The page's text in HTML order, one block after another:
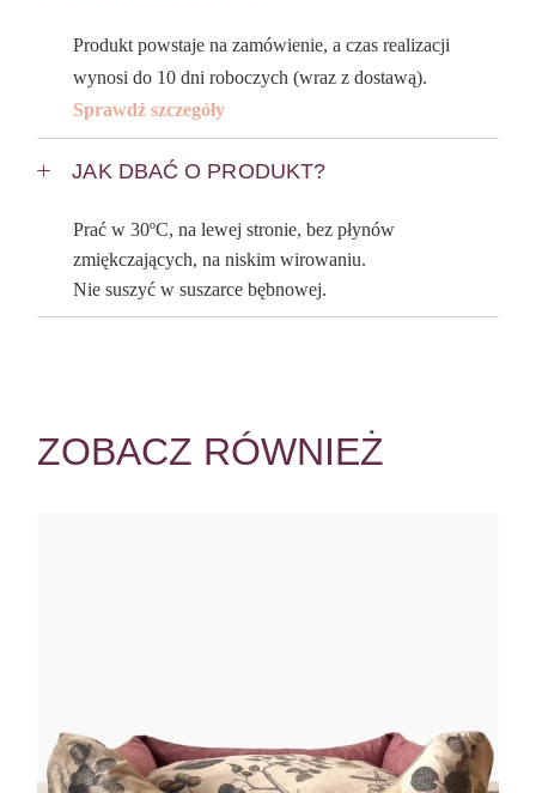
Produkt powstaje na zamówienie, a czas realizacji
wynosi do 10 dni roboczych (wraz z dostawą).
Sprawdź szczegóły
JAK DBAĆ O PRODUKT?
Prać w 30ºC, na lewej stronie, bez płynów
zmiękczających, na niskim wirowaniu.
Nie suszyć w suszarce bębnowej.
ZOBACZ RÓWNIEŻ